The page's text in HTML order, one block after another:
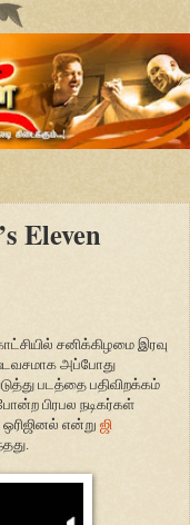
Eleven
சனிக்கிழமை இரவு
அப்போது
படத்தை பதிவிறக்கம்
பிரபல நடிகர்கள்
என்று ஜி